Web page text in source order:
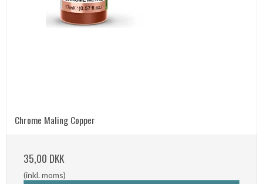
Chrome Maling Copper
35,00 DKK
(inkl. moms)